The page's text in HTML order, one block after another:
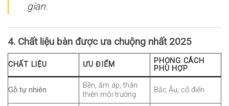
gian.
4. Chất liệu bàn được ưa chuộng nhất 2025
CHẤT LIỆU ƯU ĐIỂM
PHONG CÁCH
PHÙ HỢP
Gỗ tự nhiên
Bền, ấm áp, thân
thiện môi trường
Bắc Âu, cổ điển